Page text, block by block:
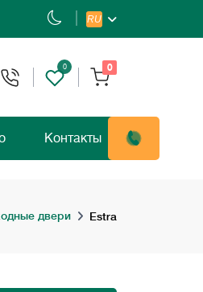
RU
0 0
Контакты
двери Estra